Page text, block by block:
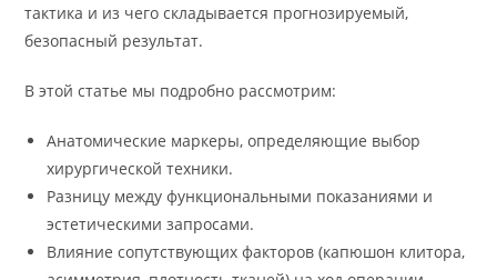
тактика и из чего складывается прогнозируемый,
безопасный результат.
В этой статье мы подробно рассмотрим:
Анатомические маркеры, определяющие выбор
хирургической техники.
Разницу между функциональными показаниями и
эстетическими запросами.
Влияние сопутствующих факторов (капюшон клитора,